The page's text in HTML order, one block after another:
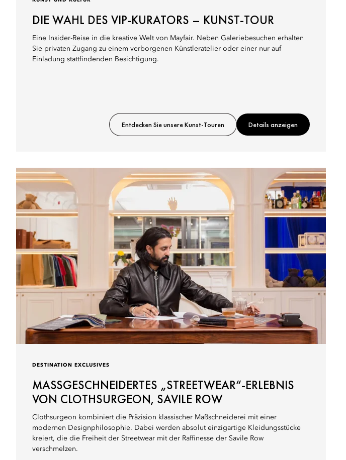
DIE WAHL DES VIP-KURATORS – KUNST-TOUR
Eine Insider-Reise in die kreative Welt von Mayfair. Neben Galeriebesuchen erhalten
Sie privaten Zugang zu einem verborgenen Künstleratelier oder einer nur auf
Einladung stattfindenden Besichtigung.
Entdecken Sie unsere Kunst-Touren Details anzeigen
DESTINATION EXCLUSIVES
MASSGESCHNEIDERTES „STREETWEAR“-ERLEBNIS V
ON CLOTHSURGEON, SAVILE ROW
Clothsurgeon kombiniert die Präzision klassischer Maßschneiderei mit einer
modernen Designphilosophie. Dabei werden absolut einzigartige Kleidungsstücke
kreiert, die die Freiheit der Streetwear mit der Raffinesse der Savile Row
verschmelzen.